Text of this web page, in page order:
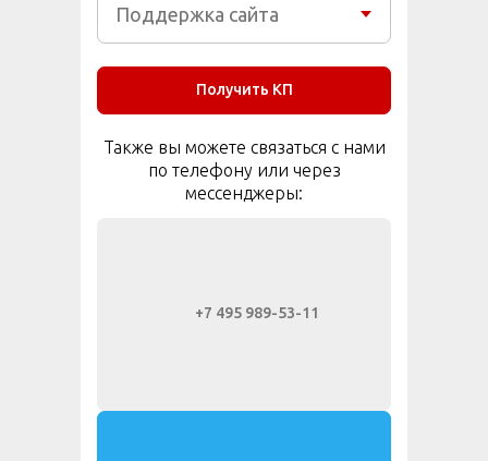
Получить КП
Также вы можете связаться с нами
по телефону или через
мессенджеры:
+7 495 989-53-11